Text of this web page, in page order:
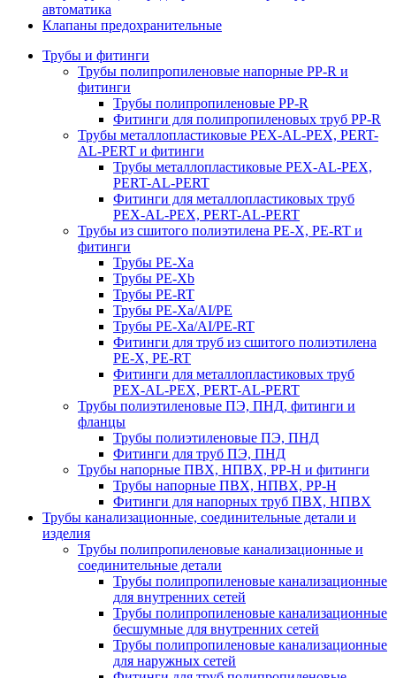
автоматика
Клапаны предохранительные
Трубы и фитинги
Трубы полипропиленовые напорные PP-R и
фитинги
Трубы полипропиленовые PP-R
Фитинги для полипропиленовых труб PP-R
Трубы металлопластиковые PEX-AL-PEX, PERT-
AL-PERT и фитинги
Трубы металлопластиковые PEX-AL-PEX,
PERT-AL-PERT
Фитинги для металлопластиковых труб
PEX-AL-PEX, PERT-AL-PERT
Трубы из сшитого полиэтилена PE-X, PE-RT и
фитинги
Трубы PE-Xa
Трубы PE-Xb
Трубы PE-RT
Трубы PE-Xa/AI/PE
Трубы PE-Xa/AI/PE-RT
Фитинги для труб из сшитого полиэтилена
PE-X, PE-RT
Фитинги для металлопластиковых труб
PEX-AL-PEX, PERT-AL-PERT
Трубы полиэтиленовые ПЭ, ПНД, фитинги и
фланцы
Трубы полиэтиленовые ПЭ, ПНД
Фитинги для труб ПЭ, ПНД
Трубы напорные ПВХ, НПВХ, PP-H и фитинги
Трубы напорные ПВХ, НПВХ, PP-H
Фитинги для напорных труб ПВХ, НПВХ
Трубы канализационные, соединительные детали и
изделия
Трубы полипропиленовые канализационные и
соединительные детали
Трубы полипропиленовые канализационные
для внутренних сетей
Трубы полипропиленовые канализационные
бесшумные для внутренних сетей
Трубы полипропиленовые канализационные
для наружных сетей